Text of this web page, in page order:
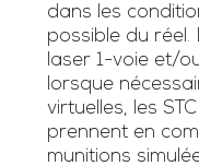
dans les
possible du réel.
laser 1-voie et/
lorsque
virtuelles, les
prennent en
munitions